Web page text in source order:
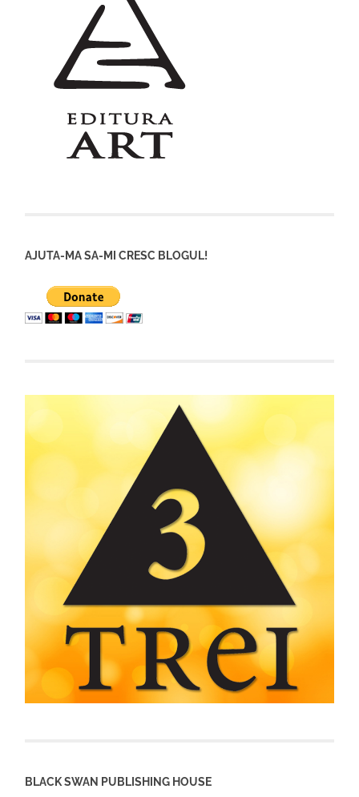
AJUTA-MA SA-MI CRESC BLOGUL!
BLACK SWAN PUBLISHING HOUSE